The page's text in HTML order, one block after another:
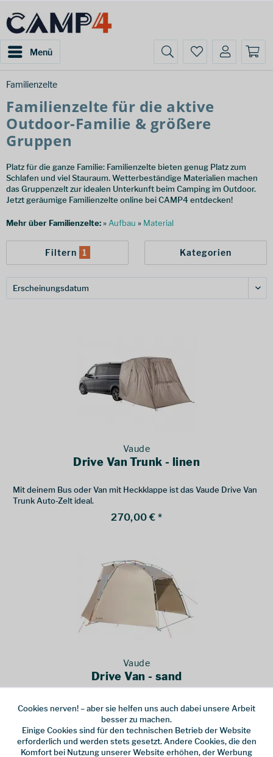
Menü
Familienzelte
Familienzelte für die aktive
Outdoor-Familie & größere
Gruppen
Platz für die ganze Familie: Familienzelte bieten genug Platz zum
Schlafen und viel Stauraum. Wetterbeständige Materialien machen
das Gruppenzelt zur idealen Unterkunft beim Camping im Outdoor.
Jetzt geräumige Familienzelte online bei CAMP4 entdecken!
Mehr über Familienzelte:» Aufbau » Material
Filtern 1 Kategorien
Vaude
Drive Van Trunk - linen
Mit deinem Bus oder Van mit Heckklappe ist das Vaude Drive Van
Trunk Auto-Zelt ideal.
270,00 € *
Vaude
Drive Van - sand
Das Drive Van Auto-Zelt ist speziell entwickelt zum rückwärtigen
und seitlichen Andocken an Vans und Transporter.
650,00 € *
Cookies nerven! – aber sie helfen uns auch dabei unsere Arbeit
besser zu machen.
Einige Cookies sind für den technischen Betrieb der Website
erforderlich und werden stets gesetzt. Andere Cookies, die den
Komfort bei Nutzung unserer Website erhöhen, der Werbung